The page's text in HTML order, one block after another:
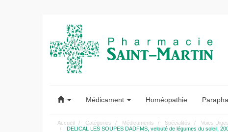
Saint-
Martin
Médicament Homéopathie
Accueil Catégories Médicaments Spécialités Voies
DELICAL LES SOUPES DADFMS, velouté de légumes du soleil,